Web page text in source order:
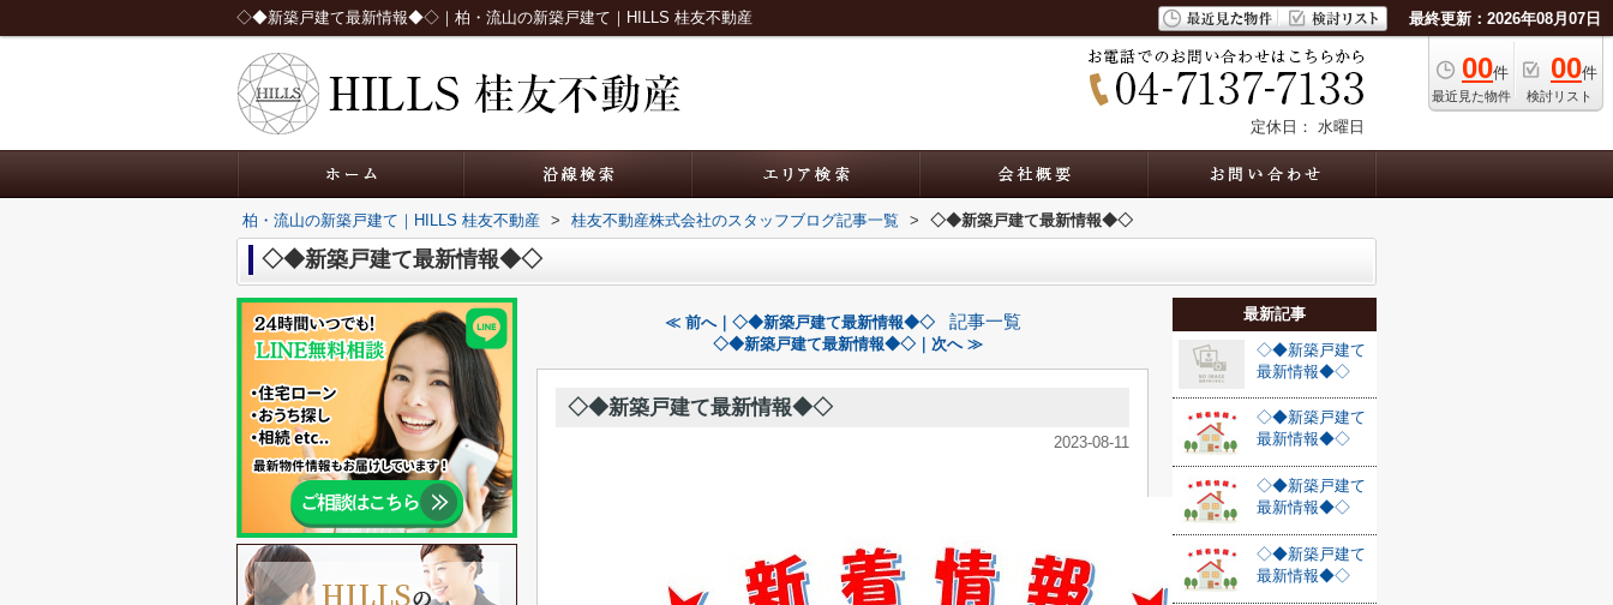
◇◆新築戸建て最新情報◆◇｜柏・流山の新築戸建て｜HILLS 桂友不動産 最終更新：2026年08月07日
00件
最近見た物件
00件
検討リスト
定休日： 水曜日
柏・流山の新築戸建て｜HILLS 桂友不動産 > 桂友不動産株式会社のスタッフブログ記事一覧 > ◇◆新築戸建て最新情報◆◇
◇◆新築戸建て最新情報◆◇
≪ 前へ｜◇◆新築戸建て最新情報◆◇ 記事一覧
◇◆新築戸建て最新情報◆◇｜次へ ≫
◇◆新築戸建て最新情報◆◇
2023-08-11
最新記事
◇◆新築戸建て
最新情報◆◇
◇◆新築戸建て
最新情報◆◇
◇◆新築戸建て
最新情報◆◇
◇◆新築戸建て
最新情報◆◇